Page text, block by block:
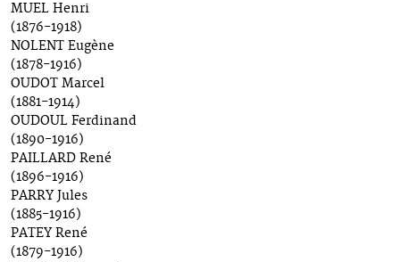
MUEL Henri
(1876-1918)
NOLENT Eugène
(1878-1916)
OUDOT Marcel
(1881-1914)
OUDOUL Ferdinand
(1890-1916)
PAILLARD René
(1896-1916)
PARRY Jules
(1885-1916)
PATEY René
(1879-1916)